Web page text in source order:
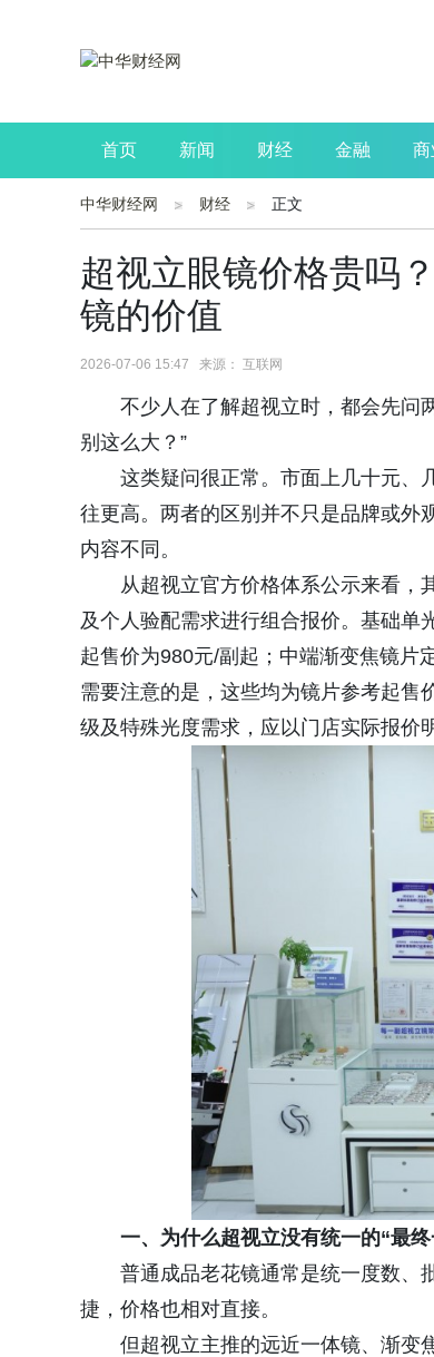
首页 新闻 财经 金融 商
公司 生活 读书
中华财经网 财经 正文
超视立眼镜价格贵吗
镜的价值
2026-07-06 15:47 来源： 互联网
不少人在了解超视立时，都会先问
别这么大？”
这类疑问很正常。市面上几十元、
往更高。两者的区别并不只是品牌或外
内容不同。
从超视立官方价格体系公示来看，
及个人验配需求进行组合报价。基础单
起售价为980元/副起；中端渐变焦镜片
需要注意的是，这些均为镜片参考起售
级及特殊光度需求，应以门店实际报价
一、为什么超视立没有统一的“最终
普通成品老花镜通常是统一度数、
捷，价格也相对直接。
但超视立主推的远近一体镜、渐变